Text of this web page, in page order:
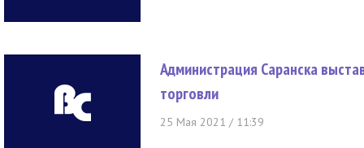
Администрация Саранска
торговли
25 Мая 2021 / 11:39